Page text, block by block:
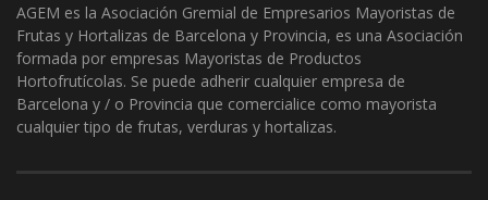
AGEM es la Asociación Gremial de Empresarios Mayoristas de
Frutas y Hortalizas de Barcelona y Provincia, es una Asociación
formada por empresas Mayoristas de Productos
Hortofrutícolas. Se puede adherir cualquier empresa de
Barcelona y / o Provincia que comercialice como mayorista
cualquier tipo de frutas, verduras y hortalizas.